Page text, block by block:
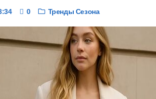
0 Тренды Сезона